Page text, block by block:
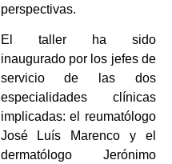
perspectivas.
El taller ha sido
inaugurado por los jefes de
servicio de las dos
especialidades clínicas
implicadas: el reumatólogo
José Luís Marenco y el
dermatólogo Jerónimo